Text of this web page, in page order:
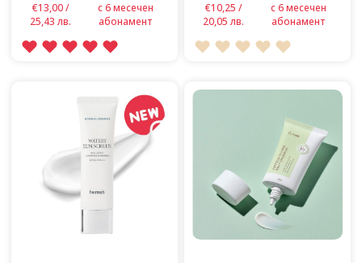
€13,00 /
25,43 лв.
с 6 месечен
абонамент
€10,25 /
20,05 лв.
с 6 месечен
абонамент